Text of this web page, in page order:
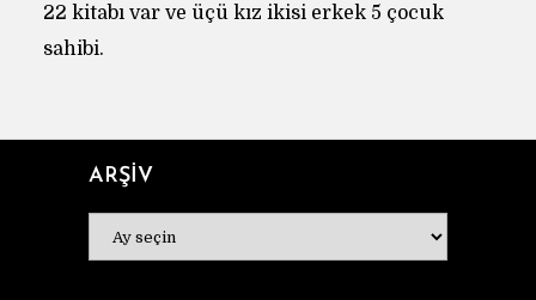
22 kitabı var ve üçü kız ikisi erkek 5 çocuk
sahibi.
ARŞİV